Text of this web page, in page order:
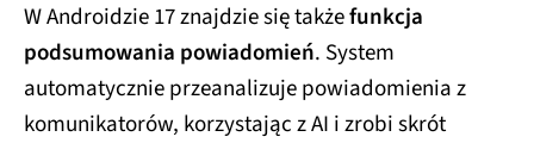
W Androidzie 17 znajdzie się takżefunkcja
podsumowania powiadomień. System
automatycznie przeanalizuje powiadomienia z
komunikatorów, korzystając z AI i zrobi skrót